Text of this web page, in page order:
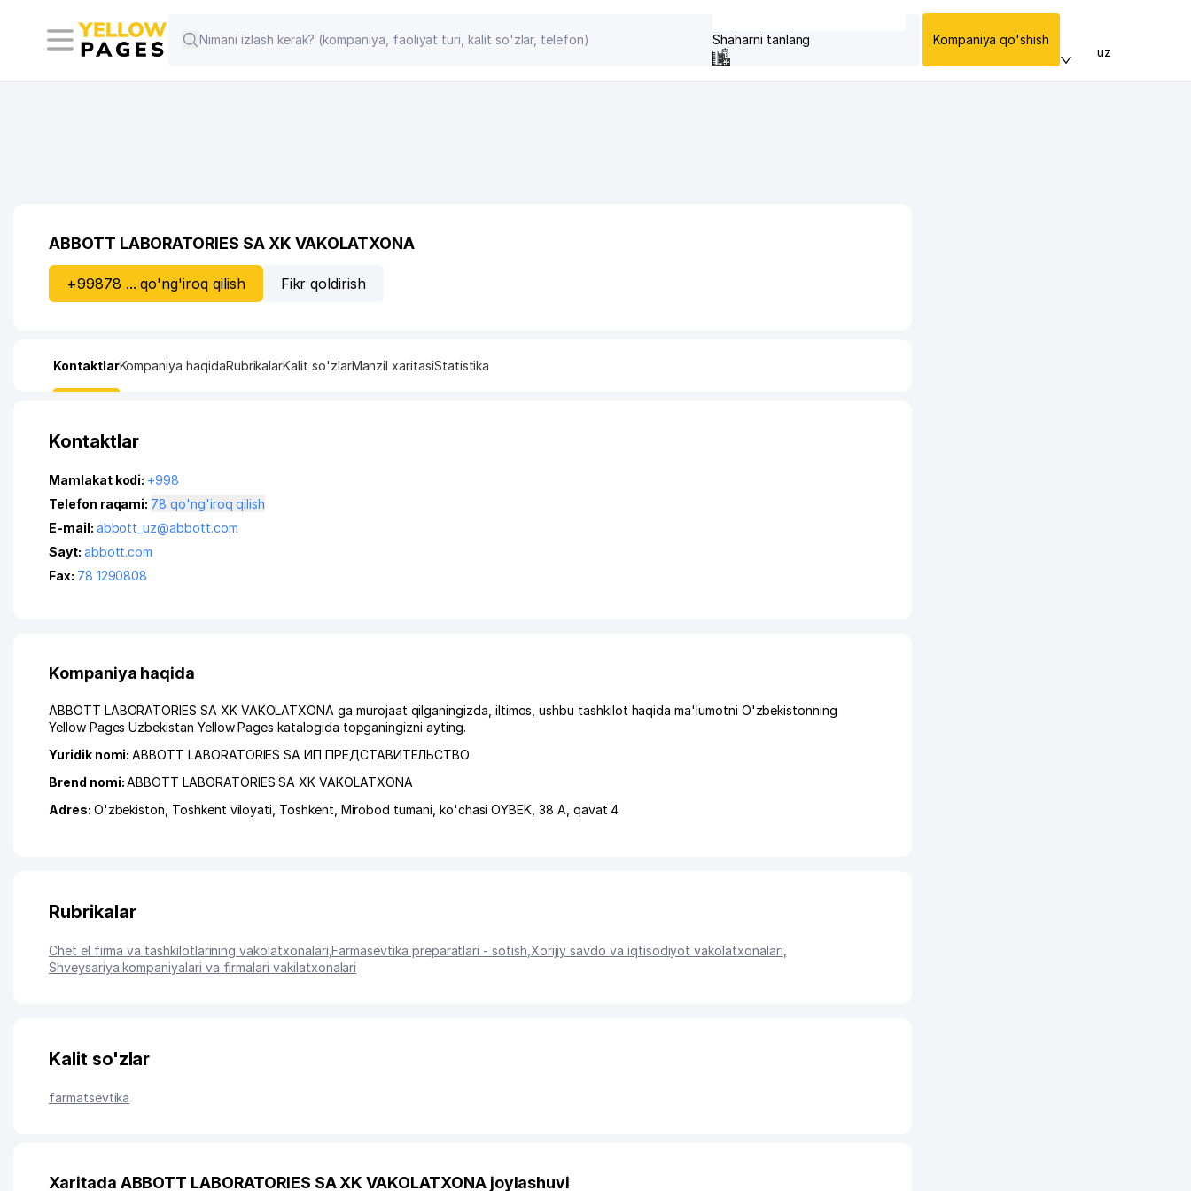
Shaharni tanlang Kompaniya qo'shish
uz
ABBOTT LABORATORIES SA XK VAKOLATXONA
+99878 ... qo'ng'iroq qilish Fikr qoldirish
KontaktlarKompaniya haqidaRubrikalarKalit so'zlarManzil xaritasiStatistika
Kontaktlar
Mamlakat kodi: +998
Telefon raqami:
78 qo'ng'iroq qilish
E-mail: abbott_uz@abbott.com
Sayt: abbott.com
Fax: 78 1290808
Kompaniya haqida
ABBOTT LABORATORIES SA XK VAKOLATXONA ga murojaat qilganingizda, iltimos, ushbu tashkilot haqida ma'lumotni O'zbekistonning
Yellow Pages Uzbekistan Yellow Pages katalogida topganingizni ayting.
Yuridik nomi:ABBOTT LABORATORIES SA ИП ПРЕДСТАВИТЕЛЬСТВО
Brend nomi:ABBOTT LABORATORIES SA XK VAKOLATXONA
Adres: O'zbekiston, Toshkent viloyati Toshkent Mirobod tumani ko'chasi OYBEK , 38 А, qavat 4
Rubrikalar
Chet el firma va tashkilotlarining vakolatxonalari ,Farmasevtika preparatlari - sotish Xorijiy savdo va iqtisodiyot vakolatxonalari
Shveysariya kompaniyalari va firmalari vakilatxonalari
Kalit so'zlar
farmatsevtika
Xaritada ABBOTT LABORATORIES SA XK VAKOLATXONA joylashuvi